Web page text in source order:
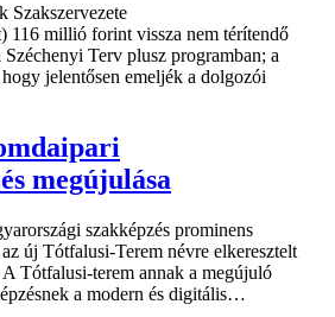
Szakszervezete
116 millió forint vissza nem térítendő
Terv plusz programban; a
jelentősen emeljék a dolgozói
megújulása
szakképzés prominens
új Tótfalusi-Terem névre elkeresztelt
Tótfalusi-terem annak a megújuló
a modern és digitális…